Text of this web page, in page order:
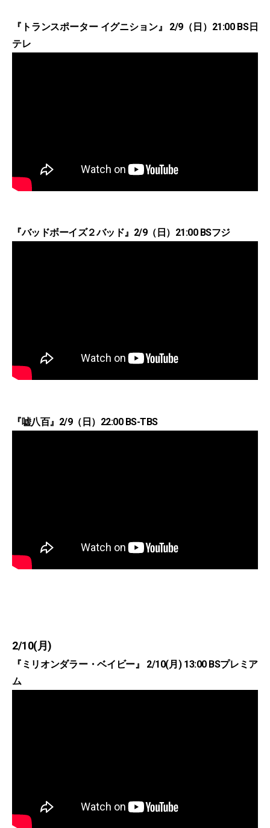
『トランスポーター イグニション』 2/9（日）21:00 BS日
テレ
『バッドボーイズ２バッド』2/9（日）21:00 BSフジ
『嘘八百』2/9（日）22:00 BS-TBS
2/10(月)
『ミリオンダラー・ベイビー』 2/10(月) 13:00 BSプレミア
ム